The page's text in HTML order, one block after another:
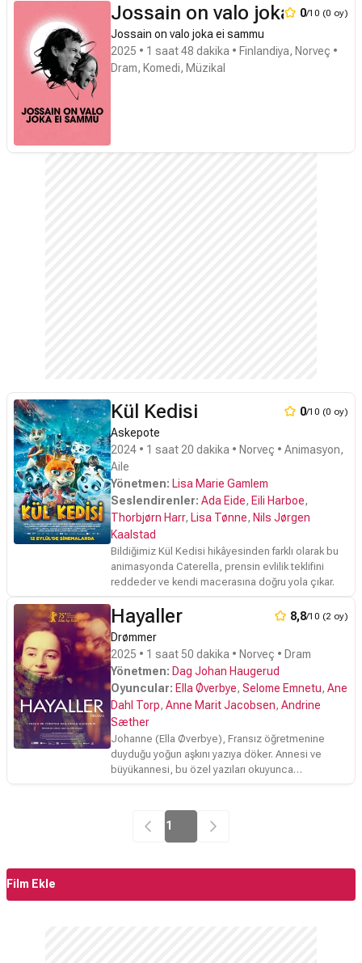
Jossain on valo joka ei
0/10 (0 oy)
Jossain on valo joka ei sammu
2025 • 1 saat 48 dakika • Finlandiya, Norveç •
Dram, Komedi, Müzikal
Kül Kedisi 0/10 (0 oy)
Askepote
2024 • 1 saat 20 dakika • Norveç • Animasyon,
Aile
Yönetmen: Lisa Marie Gamlem
Seslendirenler: Ada Eide, Eili Harboe,
Thorbjørn Harr, Lisa Tønne, Nils Jørgen
Kaalstad
Bildiğimiz Kül Kedisi hikâyesinden farklı olarak bu
animasyonda Caterella, prensin evlilik teklifini
reddeder ve kendi macerasına doğru yola çıkar.
Hayaller 8,8/10 (2 oy)
Drømmer
2025 • 1 saat 50 dakika • Norveç • Dram
Yönetmen: Dag Johan Haugerud
Oyuncular: Ella Øverbye, Selome Emnetu, Ane
Dahl Torp, Anne Marit Jacobsen, Andrine
Sæther
Johanne (Ella Øverbye), Fransız öğretmenine
duyduğu yoğun aşkını yazıya döker. Annesi ve
büyükannesi, bu özel yazıları okuyunca
duyarlar. Johanne, idealize ettiği romantizm ile
gerçeklik arasındaki çizgide dengeyi bulmaya
çalışırken kendini öğrenecek; aşk ve cinsellik gibi
1
Film Ekle